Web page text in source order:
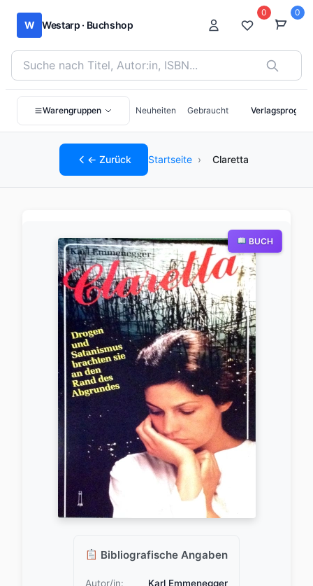
W Westarp · Buchshop
Bücher suchen nach Titel, Autor:in oder ISBN
0 0
Warengruppen Neuheiten Gebraucht
← Zurück Startseite › Claretta
Bibliografische Angaben
Autor/in: Karl Emmenegger
BUCH